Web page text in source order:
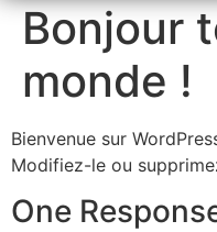
Bonjour
monde !
Bienvenue sur
Modifiez-le ou
One